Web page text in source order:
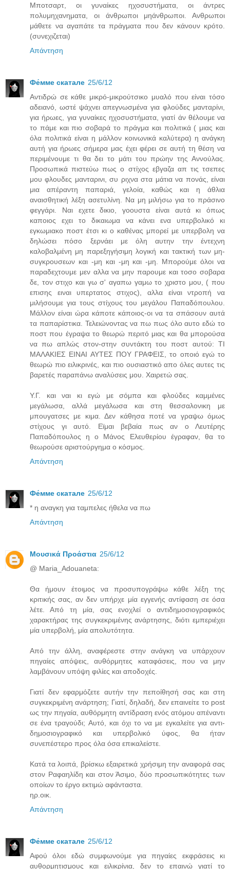
Μποτσαρτ, οι γυναίκες ηχοσυστήματα, οι άντρες
πολυμηχανηματα, οι άνθρωποι μηάνθρωποι. Ανθρωποι
μάθετε να αγαπάτε τα πράγματα που δεν κάνουν κρότο.
(συνεχιζεται)
Απάντηση
Фе́ммe скатале 25/6/12
Αντιδρώ σε κάθε μικρό-μικρούτσικο μυαλό που είναι τόσο
αδειανό, ωστέ ψάχνει απεγνωσμένα για φλούδες μανταρίνι,
για ήρωες, για γυναίκες ηχοσυστήματα, γιατί άν θέλουμε να
το πάμε και πιο σοβαρά το πράγμα και πολιτικά ( μιας και
όλα πολιτικά είναι η μάλλον κοινωνικά καλύτερα) η ανάγκη
αυτή για ήρωες σήμερα μας έχει φέρει σε αυτή τη θέση να
περιμένουμε τι θα δει το μάτι του πρώην της Αννούλας.
Προσωπικά πιστεύω πως ο στίχος εβγαζα απ τις τσεπες
μου φλουδες μανταρινι, συ ριχνα στα μάτια να πονάς, είναι
μια απέραντη παπαριά, γελοία, καθώς και η άθλια
αναισθητική λέξη ασετυλίνη. Να μη μιλήσω για το πράσινο
φεγγάρι. Ναι εχετε δικιο, γοουστα είναι αυτά κι όπως
καποιος εχει το δικαιωμα να κάνει ενα υπερβολικό κι
εγκωμιακο ποστ έτσι κι ο καθένας μπορεί με υπερβολη να
δηλώσει πόσο ξερνάει με όλη αυτην την έντεχνη
καλοβαλμένη μη παρεξηγήσιμη λογική και τακτική των μη-
συγκρουσεων και -μη και -μη και -μη. Μπορούμε όλοι να
παραδεχτουμε μεν αλλα να μην παρουμε και τοσο σοβαρα
δε, τον στιχο και γω σ' αγαπω γαμω το χριστο μου, ( που
επισης ειναι υπερτατος στιχος), αλλα είναι ντροπή να
μιλήσουμε για τους στίχους του μεγάλου Παπαδόπουλου.
Μάλλον είναι ώρα κάποτε κάποιος-οι να τα σπάσουν αυτά
τα παπαρίστικα. Τελειώνοντας να πω πως όλο αυτο εδώ το
ποστ που έγραψα το θεωρώ περιτό μιας και θα μπορούσα
να πω απλώς στον-στην συντάκτη του ποστ αυτού: ΤΙ
ΜΑΛΑΚΙΕΣ ΕΙΝΑΙ ΑΥΤΕΣ ΠΟΥ ΓΡΑΦΕΙΣ, το οποιό εγώ το
θεωρώ πιο ειλικρινές, και πιο ουσιαστικό απο όλες αυτες τις
βαρετές παραπάνω αναλύσεις μου. Χαιρετώ σας.
Υ.Γ. και ναι κι εγώ με σόμπα και φλούδες καμμένες
μεγάλωσα, αλλά μεγάλωσα και στη θεσσαλονικη με
μπουγατσες με κιμα. Δεν κάθησα ποτέ να γραψω όμως
στίχους γι αυτό. Εϊμαι βεβαία πως αν ο Λευτέρης
Παπαδόπουλος η ο Μάνος Ελευθερίου έγραφαν, θα το
θεωρούσε αριστούργημα ο κόσμος.
Απάντηση
Фе́ммe скатале 25/6/12
* η αναγκη για ταμπελες ήθελα να πω
Απάντηση
Μουσικά Προάστια 25/6/12
@ Maria_Adouaneta:
Θα ήμουν έτοιμος να προσυπογράψω κάθε λέξη της
κριτικής σας, αν δεν υπήρχε μία εγγενής αντίφαση σε όσα
λέτε. Από τη μία, σας ενοχλεί ο αντιδημοσιογραφικός
χαρακτήρας της συγκεκριμένης ανάρτησης, διότι εμπεριέχει
μία υπερβολή, μία απολυτότητα.
Από την άλλη, αναφέρεστε στην ανάγκη να υπάρχουν
πηγαίες απόψεις, αυθόρμητες καταφάσεις, που να μην
λαμβάνουν υπόψη φιλίες και αποδοχές.
Γιατί δεν εφαρμόζετε αυτήν την πεποίθησή σας και στη
συγκεκριμένη ανάρτηση; Γιατί, δηλαδή, δεν επαινείτε το post
ως την πηγαία, αυθόρμητη αντίδραση ενός ατόμου απέναντι
σε ένα τραγούδι; Αυτό, και όχι το να με εγκαλείτε για αντι-
δημοσιογραφικό και υπερβολικό ύφος, θα ήταν
συνεπέστερο προς όλα όσα επικαλείστε.
Κατά τα λοιπά, βρίσκω εξαιρετικά χρήσιμη την αναφορά σας
στον Ραφαηλίδη και στον Άσιμο, δύο προσωπικότητες των
οποίων το έργο εκτιμώ αφάνταστα.
ηρ.οικ.
Απάντηση
Фе́ммe скатале 25/6/12
Αφού όλοι εδώ συμφωνούμε για πηγαίες εκφράσεις κι
αυθορμητισμους και ειλικρίνια, δεν το επαινώ γιατί το